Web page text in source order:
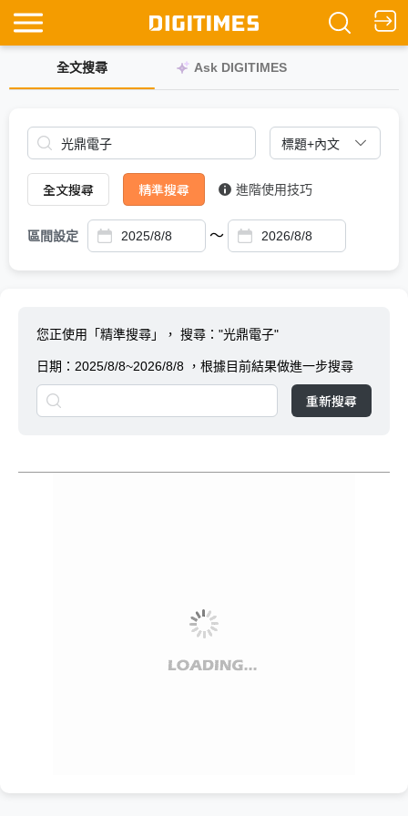
全文搜尋 Ask DIGITIMES
全文搜尋 精準搜尋 進階使用技巧
區間設定 ～
您正使用「精準搜尋」， 搜尋："光鼎電子"
日期： 2025/8/8~2026/8/8 ，根據目前結果做進一步搜尋
重新搜尋